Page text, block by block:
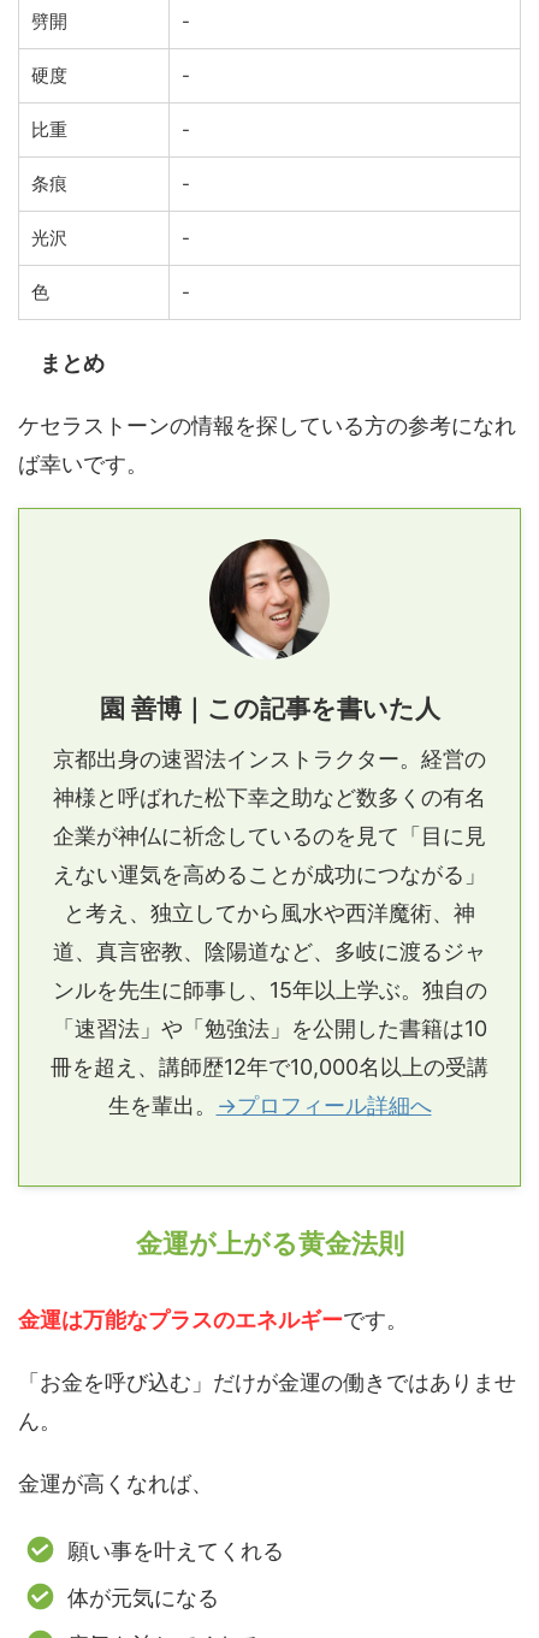
劈開 -
硬度 -
比重 -
条痕 -
光沢 -
色 -
まとめ
ケセラストーンの情報を探している方の参考になれ
ば幸いです。
園 善博｜この記事を書いた人
京都出身の速習法インストラクター。経営の
神様と呼ばれた松下幸之助など数多くの有名
企業が神仏に祈念しているのを見て「目に見
えない運気を高めることが成功につながる」
と考え、独立してから風水や西洋魔術、神
道、真言密教、陰陽道など、多岐に渡るジャ
ンルを先生に師事し、15年以上学ぶ。独自の
「速習法」や「勉強法」を公開した書籍は10
冊を超え、講師歴12年で10,000名以上の受講
生を輩出。
→プロフィール詳細へ
金運が上がる黄金法則
金運は万能なプラスのエネルギーです。
「お金を呼び込む」だけが金運の働きではありませ
ん。
金運が高くなれば、
願い事を叶えてくれる
体が元気になる